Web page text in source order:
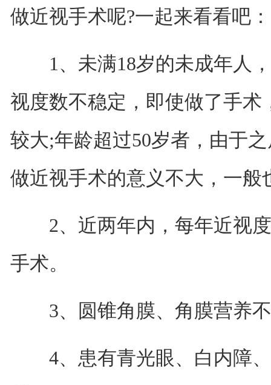
做近视手术呢?一起来看看吧：
1、未满18岁的未成年人，
视度数不稳定，即使做了手
较大;年龄超过50岁者，由于
做近视手术的意义不大，一般
2、近两年内，每年近视度
手术。
3、圆锥角膜、角膜营养不
4、患有青光眼、白内障、